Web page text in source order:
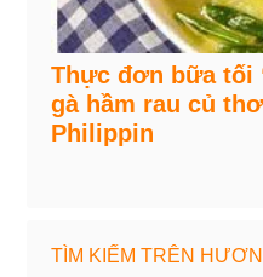
Thực đơn bữa tối
gà hầm rau củ
Philippin
TÌM KIẾM TRÊN